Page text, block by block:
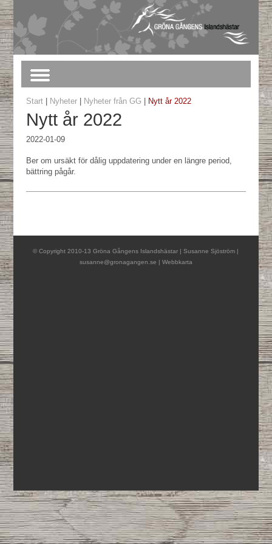
Start| Nyheter| Nyheter från GG Nytt år 2022
Nytt år 2022
2022-01-09
Ber om ursäkt för dålig uppdatering under en längre period,
bättring pågår.
© Copyright 2010-13 Gröna Gångens Islandshästar | Susanne Sjöström |
susanne@gronagangen.se | Webbkarta